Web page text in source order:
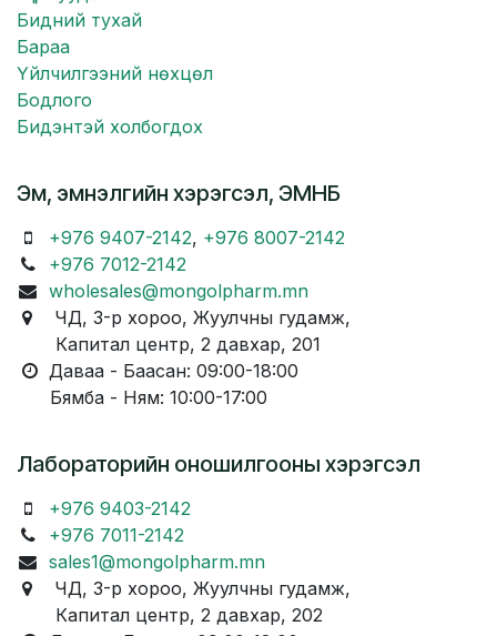
Бидний тухай
Бараа
Үйлчилгээний нөхцөл
Бодлого
Бидэнтэй холбогдох
Эм, эмнэлгийн хэрэгсэл, ЭМНБ
+976 9407-2142, +976 8007-2142
+976 7012-2142
wholesales@mongolpharm.mn
ЧД, 3-р хороо, Жуулчны гудамж,
Капитал центр, 2 давхар, 201
Даваа - Баасан: 09:00-18:00
Бямба - Ням: 10:00-17:00
Лабораторийн оношилгооны хэрэгсэл
+976 9403-2142
+976 7011-2142
sales1@mongolpharm.mn
ЧД, 3-р хороо, Жуулчны гудамж,
Капитал центр, 2 давхар, 202